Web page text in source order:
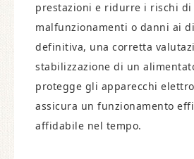
prestazioni e ridurre i rischi di
malfunzionamenti o danni ai
definitiva, una corretta
stabilizzazione di un
protegge gli apparecchi
assicura un funzionamento
affidabile nel tempo.